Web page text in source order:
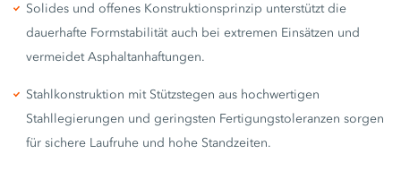
Solides und offenes Konstruktionsprinzip unterstützt die
dauerhafte Formstabilität auch bei extremen Einsätzen und
vermeidet Asphaltanhaftungen.
Stahlkonstruktion mit Stützstegen aus hochwertigen
Stahllegierungen und geringsten Fertigungstoleranzen sorgen
für sichere Laufruhe und hohe Standzeiten.